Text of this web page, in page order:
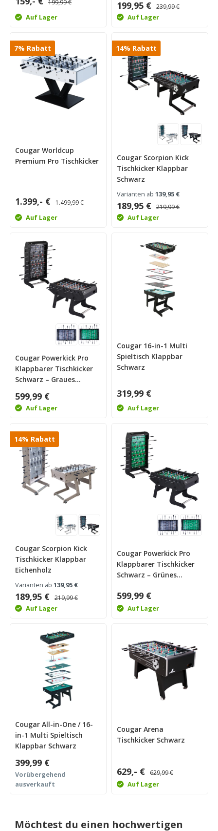
199,99 €
Auf Lager
199,95 € 239,99 €
Auf Lager
7% Rabatt
Cougar Worldcup
Premium Pro Tischkicker
1.399,- € 1.499,99 €
Auf Lager
14% Rabatt
Cougar Scorpion Kick
Tischkicker Klappbar
Schwarz
Varianten ab 139,95 €
189,95 € 219,99 €
Auf Lager
Cougar Powerkick Pro
Klappbarer Tischkicker
Schwarz – Graues
599,99 €
Auf Lager
Cougar 16-in-1 Multi
Spieltisch Klappbar
Schwarz
319,99 €
Auf Lager
14% Rabatt
Cougar Scorpion Kick
Tischkicker Klappbar
Eichenholz
Varianten ab 139,95 €
189,95 € 219,99 €
Auf Lager
Cougar Powerkick Pro
Klappbarer Tischkicker
Schwarz – Grünes
599,99 €
Auf Lager
Cougar All-in-One / 16-
in-1 Multi Spieltisch
Klappbar Schwarz
399,99 €
Vorübergehend
ausverkauft
Cougar Arena
Tischkicker Schwarz
629,- € 629,99 €
Auf Lager
Möchtest du einen hochwertigen